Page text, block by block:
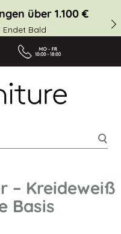
über 1.100 €
Endet Bald
– Kreideweiß
Basis